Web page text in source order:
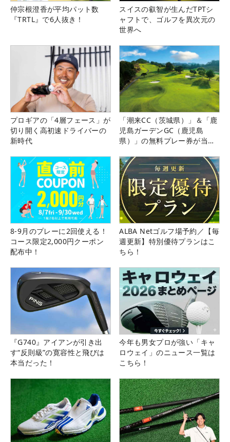
仲宗根澄香が平均パット数
『TRTL』で6人抜き！
スイスの叡智が生んだTPTシ
ャフトで、ゴルフを異次元の
世界へ
プロギアの「4層フェース」が
切り開く高初速ドライバーの
新時代
「潮来CC（茨城県）」＆「鹿
児島ガーデンGC（鹿児島
県）」の無料プレー券が当た
8-9月のプレーに2回使える！
コース限定2,000円クーポン
配布中！
ALBA Netゴルフ場予約／【毎
週更新】特別優待プランはこ
ちら！
『G740』アイアンが引き出
す“反則級”の寛容性と飛びは
本当だった！
今年も男女プロが強い「キャ
ロウェイ」のニュース一覧は
こちら！